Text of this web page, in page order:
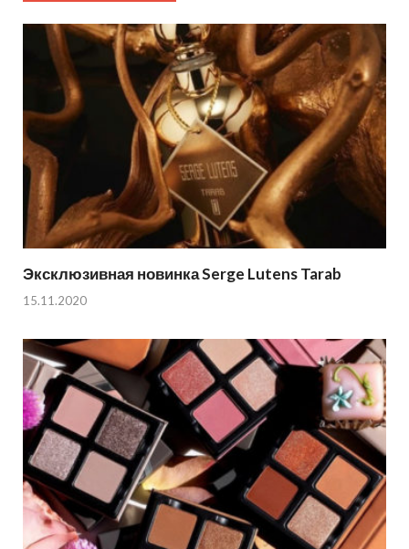
Эксклюзивная новинка Serge Lutens Tarab
15.11.2020